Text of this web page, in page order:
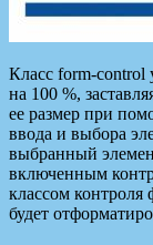
Класс form-control
на 100 %,
ее размер при
ввода и выбора
выбранный
включенным
классом
будет